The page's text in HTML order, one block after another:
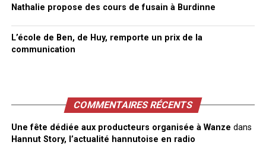
Nathalie propose des cours de fusain à Burdinne
L’école de Ben, de Huy, remporte un prix de la
communication
COMMENTAIRES RÉCENTS
Une fête dédiée aux producteurs organisée à Wanze dans
Hannut Story, l’actualité hannutoise en radio